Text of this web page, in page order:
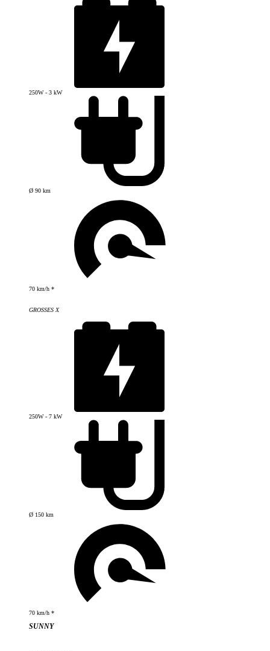
250W - 3 kW
Ø 90 km
70 km/h *
GROSSES X
250W - 7 kW
Ø 150 km
70 km/h *
SUNNY